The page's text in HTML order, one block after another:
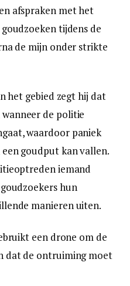
afspraken met het
tijdens de
de mijn onder strikte
het gebied zegt hij dat
de politie
waardoor paniek
goudput kan vallen.
iemand
hun
manieren uiten.
een drone om de
dat de ontruiming moet